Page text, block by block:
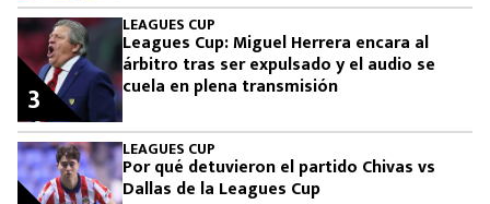
LEAGUES CUP
Leagues Cup: Miguel Herrera encara al
árbitro tras ser expulsado y el audio se
cuela en plena transmisión
3
LEAGUES CUP
Por qué detuvieron el partido Chivas vs
Dallas de la Leagues Cup